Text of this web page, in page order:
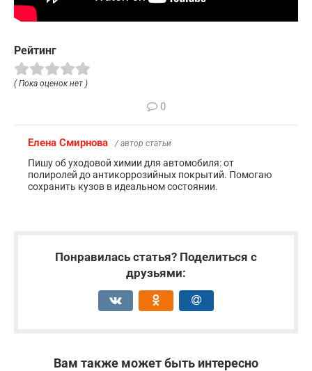
Рейтинг
( Пока оценок нет )
0
Елена Смирнова / автор статьи
Пишу об уходовой химии для автомобиля: от
полиролей до антикоррозийных покрытий. Помогаю
сохранить кузов в идеальном состоянии.
Понравилась статья? Поделиться с
друзьями:
Вам также может быть интересно